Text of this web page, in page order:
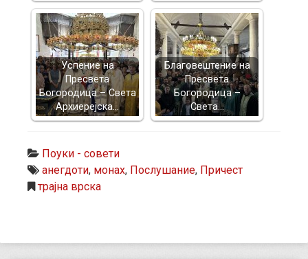
Успение на
Пресвета
Богородица – Света
Архиерејска…
Благовештение на
Пресвета
Богородица –
Света…
Поуки - совети
анегдоти, монах, Послушание, Причест
трајна врска